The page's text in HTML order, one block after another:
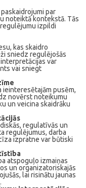
par
noteiktā kontekstā. Tās
izpildi
kas skaidro
sniedz regulējošās
var
vai sniegt
pusēm,
novērst noteikumu
un veicina skaidrāku
regulatīvās un
regulējumus, darba
izpratne var būtiski
atspoguļo izmaiņas
un organizatoriskajās
lai risinātu jaunas